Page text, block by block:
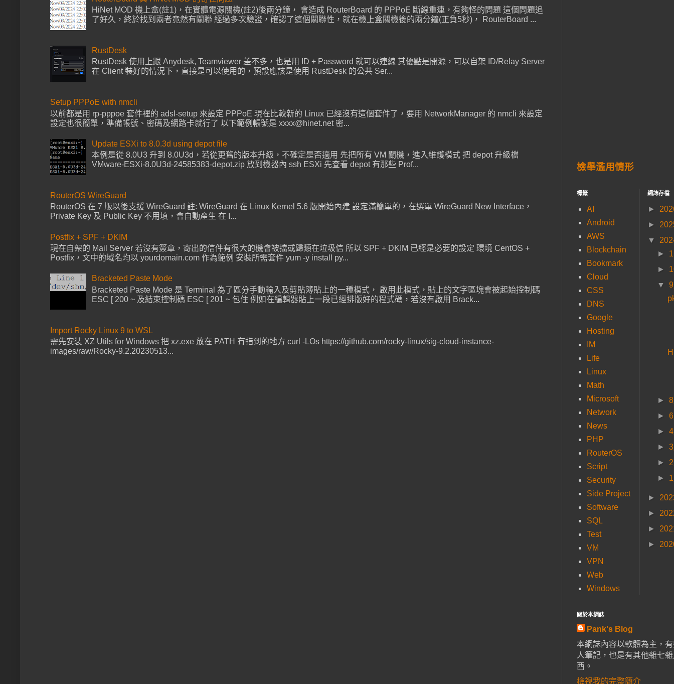
HiNet MOD 機上盒(註1)，在實體電源關機(註2)後兩分鐘， 會造成 RouterBoard 的 PPPoE 斷線重連，有夠怪的問題 這個問題追
了好久，終於找到兩者竟然有關聯 經過多次驗證，確認了這個關聯性，就在機上盒關機後的兩分鐘(正負5秒)， RouterBoard ...
RustDesk
RustDesk 使用上跟 Anydesk, Teamviewer 差不多，也是用 ID + Password 就可以連線 其優點是開源，可以自架 ID/Relay Server
在 Client 裝好的情況下，直接是可以使用的，預設應該是使用 RustDesk 的公共 Ser...
Setup PPPoE with nmcli
以前都是用 rp-pppoe 套件裡的 adsl-setup 來設定 PPPoE 現在比較新的 Linux 已經沒有這個套件了，要用 NetworkManager 的 nmcli 來設定
設定也很簡單，準備帳號、密碼及網路卡就行了 以下範例帳號是 xxxx@hinet.net 密...
Update ESXi to 8.0.3d using depot file
本例是從 8.0U3 升到 8.0U3d，若從更舊的版本升級，不確定是否適用 先把所有 VM 關機，進入維護模式 把 depot 升級檔
VMware-ESXi-8.0U3d-24585383-depot.zip 放到機器內 ssh ESXi 先查看 depot 有那些 Prof...
RouterOS WireGuard
RouterOS 在 7 版以後支援 WireGuard 註: WireGuard 在 Linux Kernel 5.6 版開始內建 設定滿簡單的，在選單 WireGuard New Interface，
Private Key 及 Public Key 不用填，會自動產生 在 I...
Postfix + SPF + DKIM
現在自架的 Mail Server 若沒有簽章，寄出的信件有很大的機會被擋或歸類在垃圾信 所以 SPF + DKIM 已經是必要的設定 環境 CentOS +
Postfix，文中的域名均以 yourdomain.com 作為範例 安裝所需套件 yum -y install py...
Bracketed Paste Mode
Bracketed Paste Mode 是 Terminal 為了區分手動輸入及剪貼簿貼上的一種模式， 啟用此模式，貼上的文字區塊會被起始控制碼
ESC [ 200 ~ 及結束控制碼 ESC [ 201 ~ 包住 例如在編輯器貼上一段已經排版好的程式碼，若沒有啟用 Brack...
Import Rocky Linux 9 to WSL
需先安裝 XZ Utils for Windows 把 xz.exe 放在 PATH 有指到的地方 curl -LOs https://github.com/rocky-linux/sig-cloud-instance-
images/raw/Rocky-9.2.20230513...
檢舉濫用情形
標籤
AI
Android
AWS
Blockchain
Bookmark
Cloud
CSS
DNS
Google
Hosting
IM
Life
Linux
Math
Microsoft
Network
News
PHP
RouterOS
Script
Security
Side Project
Software
SQL
Test
VM
VPN
Web
Windows
網誌存檔
►
►
▼
►
►
▼
►
►
►
►
►
►
►
►
►
►
關於本網誌
Pank's Blog
本網誌內容以軟體為主，
人筆記，也是有其他雜七
西。
檢視我的完整簡介